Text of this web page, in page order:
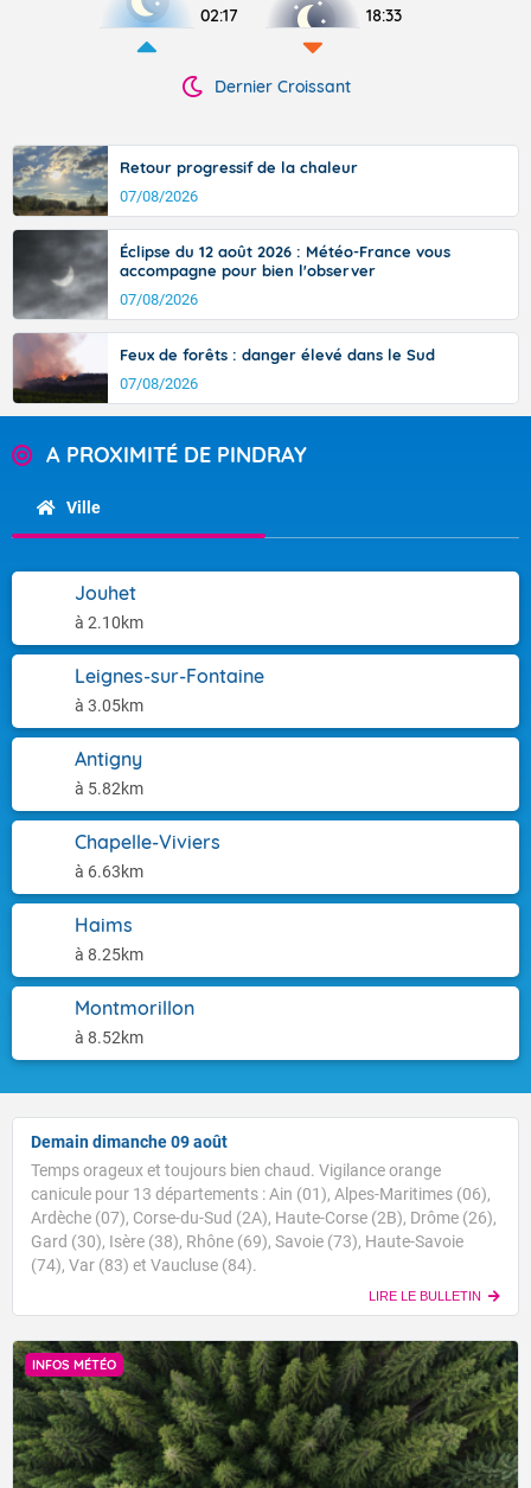
02:17 18:33
Dernier Croissant
Retour progressif de la chaleur
07/08/2026
Éclipse du 12 août 2026 : Météo-France vous
accompagne pour bien l'observer
07/08/2026
Feux de forêts : danger élevé dans le Sud
07/08/2026
A PROXIMITÉ DE PINDRAY
Ville
Jouhet
à 2.10km
Leignes-sur-Fontaine
à 3.05km
Antigny
à 5.82km
Chapelle-Viviers
à 6.63km
Haims
à 8.25km
Montmorillon
à 8.52km
Demain dimanche 09 août
Temps orageux et toujours bien chaud. Vigilance orange
canicule pour 13 départements : Ain (01), Alpes-Maritimes (06),
Ardèche (07), Corse-du-Sud (2A), Haute-Corse (2B), Drôme (26),
Gard (30), Isère (38), Rhône (69), Savoie (73), Haute-Savoie
(74), Var (83) et Vaucluse (84).
LIRE LE BULLETIN
INFOS MÉTÉO